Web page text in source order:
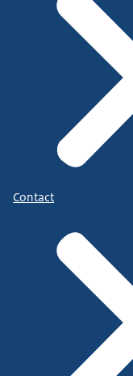
Contact